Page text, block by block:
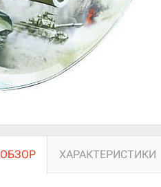
ОБЗОР ХАРАКТЕРИСТИКИ